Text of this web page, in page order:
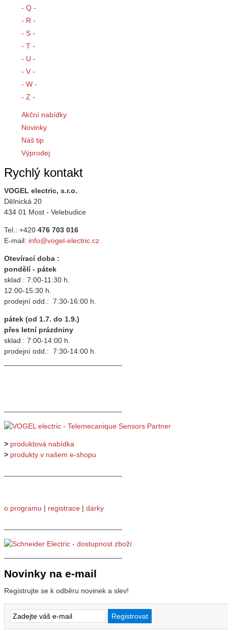
- Q -
- R -
- S -
- T -
- U -
- V -
- W -
- Z -
Akční nabídky
Novinky
Náš tip
Výprodej
Rychlý kontakt
VOGEL electric, s.r.o.
Dělnická 20
434 01 Most - Velebudice
Tel.: +420 476 703 016
E-mail: info@vogel-electric.cz
Otevírací doba :
pondělí - pátek
sklad : 7:00-11:30 h.
12:00-15:30 h.
prodejní odd.: 7:30-16:00 h.
pátek (od 1.7. do 1.9.)
přes letní prázdniny
sklad : 7:00-14:00 h.
prodejní odd.: 7:30-14:00 h.
> produktová nabídka
> produkty v našem e-shopu
o programu | registrace | dárky
Novinky na e-mail
Registrujte se k odběru novinek a slev!